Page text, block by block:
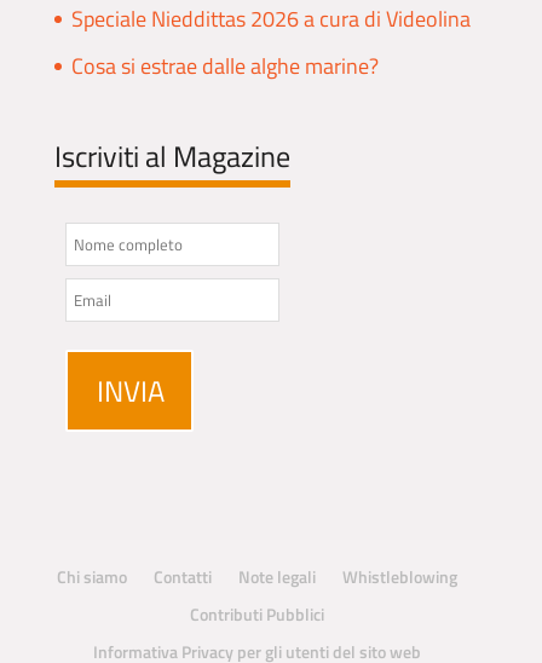
Speciale Nieddittas 2026 a cura di Videolina
Cosa si estrae dalle alghe marine?
Iscriviti al Magazine
Chi siamo Contatti Note legali
Whistleblowing
Contributi Pubblici
Informativa Privacy per gli utenti del sito web